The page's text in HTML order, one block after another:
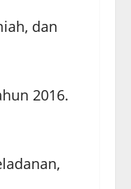
dan
2016.